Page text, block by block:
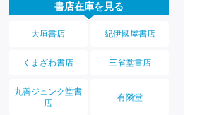
書店在庫を見る
大垣書店 紀伊國屋書店
くまざわ書店 三省堂書店
丸善ジュンク堂書
店
有隣堂